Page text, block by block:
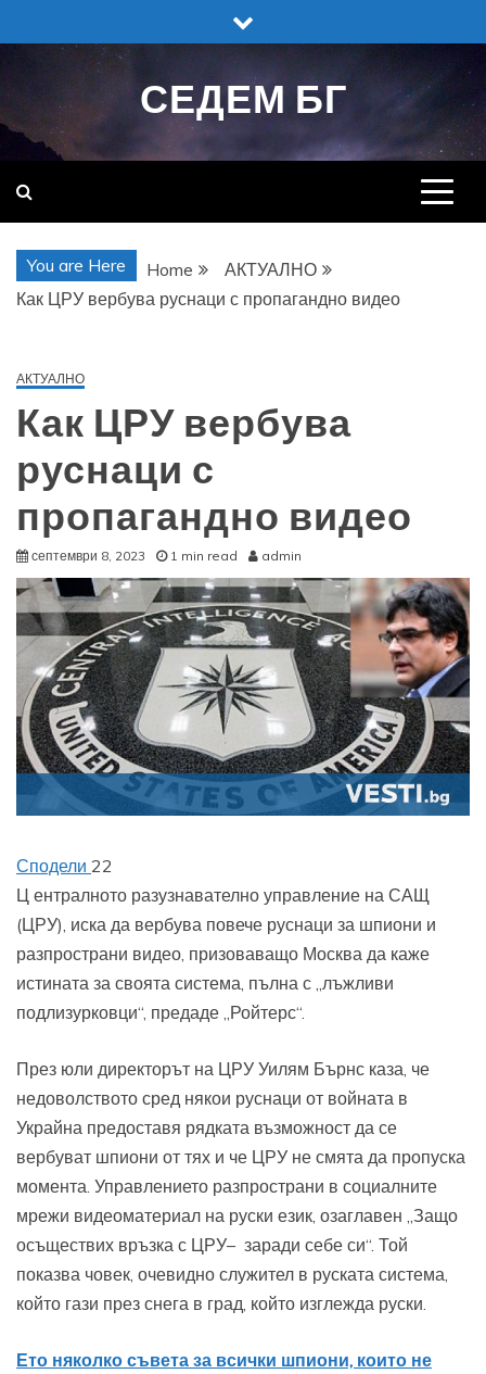
to
СЕДЕМ БГ
You are Here Home
АКТУАЛНО
Как ЦРУ вербува руснаци с пропагандно видео
АКТУАЛНО
Как ЦРУ вербува
руснаци с
пропагандно видео
септември 8, 2023 1 min read admin
Сподели 22
Ц ентралното разузнавателно управление на САЩ
(ЦРУ), иска да вербува повече руснаци за шпиони и
разпространи видео, призоваващо Москва да каже
истината за своята система, пълна с „лъжливи
подлизурковци“, предаде „Ройтерс“.
През юли директорът на ЦРУ Уилям Бърнс каза, че
недоволството сред някои руснаци от войната в
Украйна предоставя рядката възможност да се
вербуват шпиони от тях и че ЦРУ не смята да пропуска
момента. Управлението разпространи в социалните
мрежи видеоматериал на руски език, озаглавен „Защо
осъществих връзка с ЦРУ– заради себе си“. Той
показва човек, очевидно служител в руската система,
който гази през снега в град, който изглежда руски.
Ето няколко съвета за всички шпиони, които не